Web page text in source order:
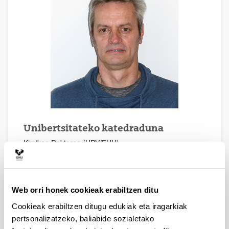
Web orri honek cookieak erabiltzen ditu
Cookieak erabiltzen ditugu edukiak eta iragarkiak
pertsonalizatzeko, baliabide sozialetako
Unibertsitateko katedraduna
Kimikan Doktorea (UPV/EHU)
Zientzia eta Teknologia Fakultatea
Telefonoa: 94 601 5316
ORCID:0000-0001-7854-855X
Scopus Author ID:
57211802837
ResearcherID:K-5958-2014
Research Gate